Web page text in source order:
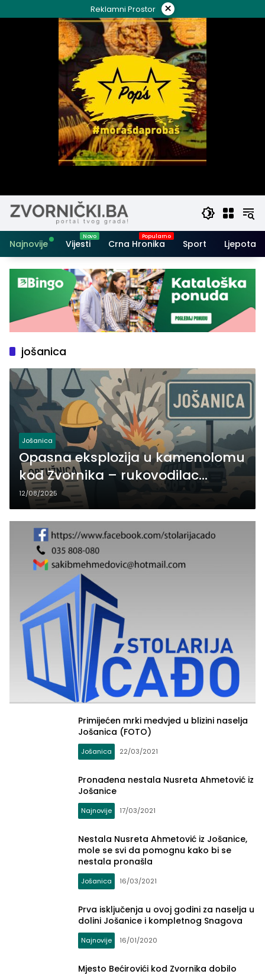
to
Reklamni Prostor ×
Najnovije Vijesti Crna Hronika Sport Ljepota i
jošanica
Jošanica
Opasna eksplozija u kamenolomu
kod Zvornika – rukovodilac
optužen za nemar koji je ugrozio
živote ljudi i oštetio imovinu
12/08/2025
Primijećen mrki medvjed u blizini naselja
Jošanica (FOTO)
Jošanica 22/03/2021
Pronađena nestala Nusreta Ahmetović iz
Jošanice
Najnovije 17/03/2021
Nestala Nusreta Ahmetović iz Jošanice,
mole se svi da pomognu kako bi se
nestala pronašla
Jošanica 16/03/2021
Prva isključenja u ovoj godini za naselja u
dolini Jošanice i kompletnog Snagova
Najnovije 16/01/2020
Mjesto Bećirovići kod Zvornika dobilo